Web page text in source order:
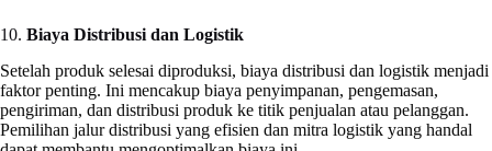
10. Biaya Distribusi dan Logistik
Setelah produk selesai diproduksi, biaya distribusi dan logistik menjadi
faktor penting. Ini mencakup biaya penyimpanan, pengemasan,
pengiriman, dan distribusi produk ke titik penjualan atau pelanggan.
Pemilihan jalur distribusi yang efisien dan mitra logistik yang handal